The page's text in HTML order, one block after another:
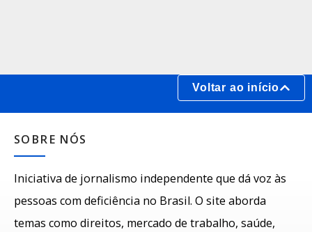
Voltar ao início
SOBRE NÓS
Iniciativa de jornalismo independente que dá voz às
pessoas com deficiência no Brasil. O site aborda
temas como direitos, mercado de trabalho, saúde,